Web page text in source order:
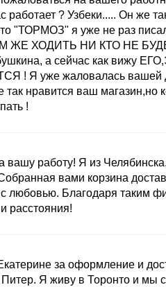
работает ? Узбеки..... Он же
"ТОРМОЗ" я уже не раз
ЖЕ ХОДИТЬ НИ КТО НЕ
а сейчас как вижу
! Я уже жаловалась вашей
так нравится ваш магазин,но
!
вашу работу! Я из
вами корзина
любовью. Благодаря таким
расстояния!
за оформление и
Я живу в Торонто и мы